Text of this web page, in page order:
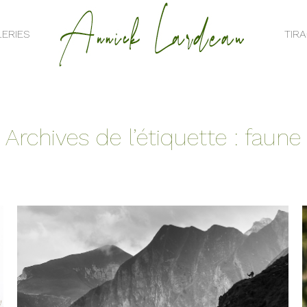
Archives de l’étiquette : faune